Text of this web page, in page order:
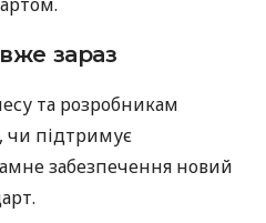
зараз
та розробникам
чи підтримує
забезпечення новий